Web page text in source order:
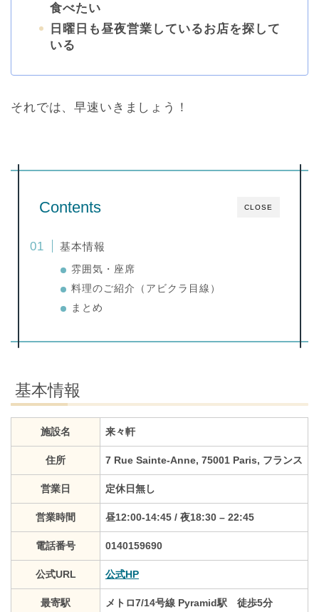
食べたい
日曜日も昼夜営業しているお店を探して
いる
それでは、早速いきましょう！
CLOSE
Contents
基本情報
雰囲気・座席
料理のご紹介（アビクラ目線）
まとめ
基本情報
施設名 来々軒
住所 7 Rue Sainte-Anne, 75001 Paris, フランス
営業日 定休日無し
営業時間 昼12:00-14:45 / 夜18:30 – 22:45
電話番号 0140159690
公式URL 公式HP
最寄駅 メトロ7/14号線 Pyramid駅 徒歩5分